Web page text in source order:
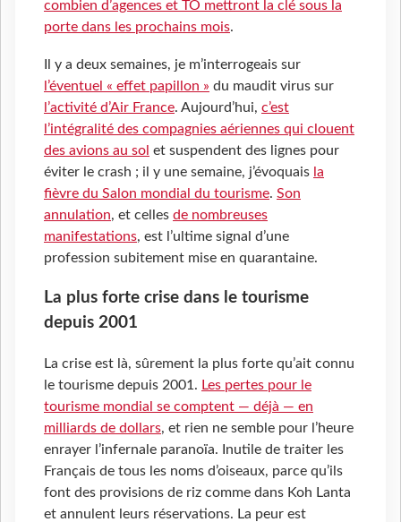
combien d’agences et TO mettront la clé sous la
porte dans les prochains mois.
Il y a deux semaines, je m’interrogeais sur
l’éventuel « effet papillon » du maudit virus sur
l’activité d’Air France. Aujourd’hui, c’est
l’intégralité des compagnies aériennes qui clouent
des avions au sol et suspendent des lignes pour
éviter le crash ; il y une semaine, j’évoquais la
fièvre du Salon mondial du tourisme. Son
annulation, et celles de nombreuses
manifestations, est l’ultime signal d’une
profession subitement mise en quarantaine.
La plus forte crise dans le tourisme
depuis 2001
La crise est là, sûrement la plus forte qu’ait connu
le tourisme depuis 2001. Les pertes pour le
tourisme mondial se comptent — déjà — en
milliards de dollars, et rien ne semble pour l’heure
enrayer l’infernale paranoïa. Inutile de traiter les
Français de tous les noms d’oiseaux, parce qu’ils
font des provisions de riz comme dans Koh Lanta
et annulent leurs réservations. La peur est